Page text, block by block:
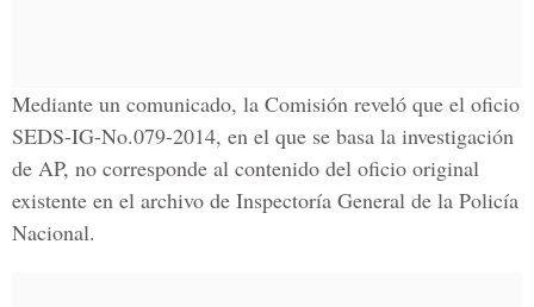
Mediante un comunicado, la Comisión reveló que el oficio
SEDS-IG-No.079-2014, en el que se basa la investigación
de AP, no corresponde al contenido del oficio original
existente en el archivo de Inspectoría General de la Policía
Nacional.